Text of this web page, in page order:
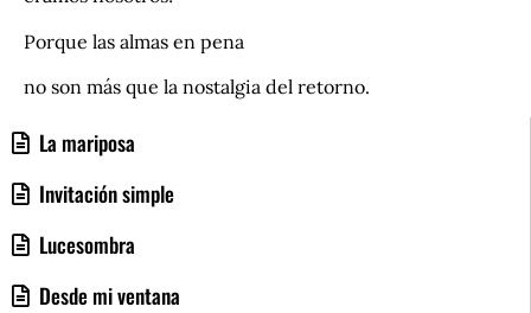
La mariposa
Invitación simple
Lucesombra
Desde mi ventana
Porque las almas en pena
no son más que la nostalgia del retorno.